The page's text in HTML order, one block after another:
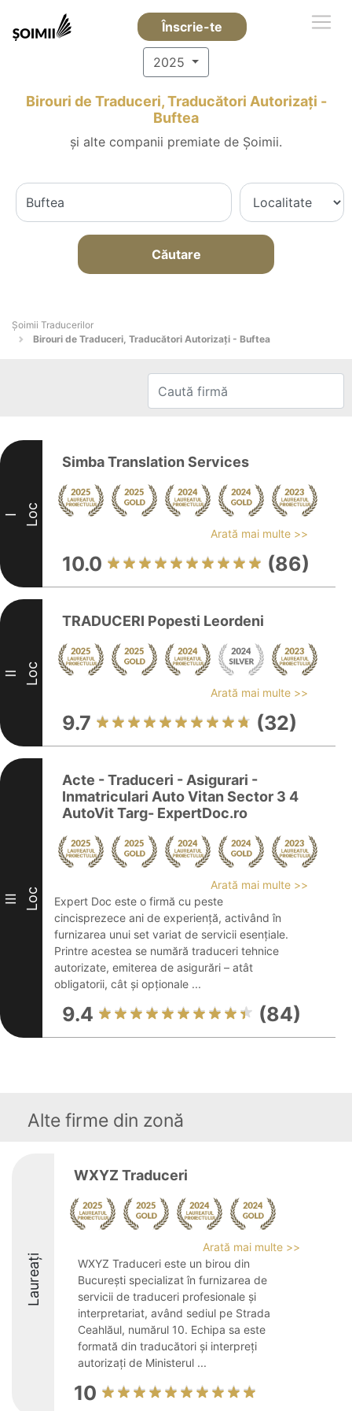
Înscrie-te
2025
Birouri de Traduceri, Traducători Autorizați -
Buftea
și alte companii premiate de Șoimii.
Căutare
Șoimii Traducerilor
Birouri de Traduceri, Traducători Autorizați - Buftea
I Loc
Simba Translation Services
Arată mai multe >>
10.0 (86)
II Loc
TRADUCERI Popesti Leordeni
Arată mai multe >>
9.7 (32)
III Loc
Acte - Traduceri - Asigurari -
Inmatriculari Auto Vitan Sector 3 4
AutoVit Targ- ExpertDoc.ro
Arată mai multe >>
Expert Doc este o firmă cu peste
cincisprezece ani de experiență, activând în
furnizarea unui set variat de servicii esențiale.
Printre acestea se numără traduceri tehnice
autorizate, emiterea de asigurări – atât
obligatorii, cât și opționale ...
9.4 (84)
Alte firme din zonă
Laureați
WXYZ Traduceri
Arată mai multe >>
WXYZ Traduceri este un birou din
București specializat în furnizarea de
servicii de traduceri profesionale și
interpretariat, având sediul pe Strada
Ceahlăul, numărul 10. Echipa sa este
formată din traducători și interpreți
autorizați de Ministerul ...
10